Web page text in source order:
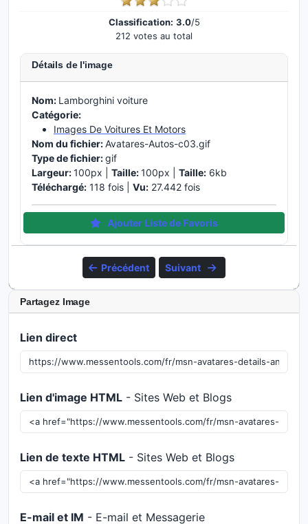
Classification: 3.0/5
212 votes au total
Détails de l'image
Nom: Lamborghini voiture
Catégorie:
Images De Voitures Et Motors
Nom du fichier:Avatares-Autos-c03.gif
Type de fichier:gif
Largeur:100px | Taille:100px | Taille: 6kb
Téléchargé: 118 fois | Vu: 27.442 fois
Ajouter Liste de Favoris
Précédent Suivant
Partagez Image
Lien direct
Lien d'image HTML - Sites Web et Blogs
Lien de texte HTML - Sites Web et Blogs
E-mail et IM - E-mail et Messagerie